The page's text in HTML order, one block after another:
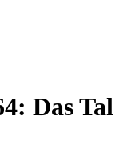
Das Tal